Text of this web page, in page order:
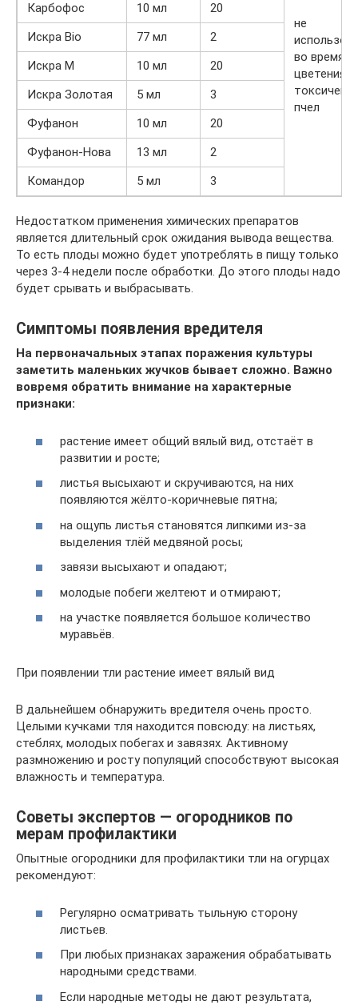
не
во время
цветения,
токсичен
пчел
Карбофос
10 мл
20
Искра Bio
77 мл
2
Искра М
10 мл
20
Искра Золотая
5 мл
3
Фуфанон
10 мл
20
Фуфанон-Нова
13 мл
2
Командор
5 мл 3
Недостатком применения химических препаратов
является длительный срок ожидания вывода вещества.
То есть плоды можно будет употреблять в пищу только
через 3-4 недели после обработки. До этого плоды надо
будет срывать и выбрасывать.
Симптомы появления вредителя
На первоначальных этапах поражения культуры
заметить маленьких жучков бывает сложно. Важно
вовремя обратить внимание на характерные
признаки:
растение имеет общий вялый вид, отстаёт в
развитии и росте;
листья высыхают и скручиваются, на них
появляются жёлто-коричневые пятна;
на ощупь листья становятся липкими из-за
выделения тлёй медвяной росы;
завязи высыхают и опадают;
молодые побеги желтеют и отмирают;
на участке появляется большое количество
муравьёв.
При появлении тли растение имеет вялый вид
В дальнейшем обнаружить вредителя очень просто.
Целыми кучками тля находится повсюду: на листьях,
стеблях, молодых побегах и завязях. Активному
размножению и росту популяций способствуют высокая
влажность и температура.
Советы экспертов — огородников по
мерам профилактики
Опытные огородники для профилактики тли на огурцах
рекомендуют:
Регулярно осматривать тыльную сторону
листьев.
При любых признаках заражения обрабатывать
народными средствами.
Если народные методы не дают результата,